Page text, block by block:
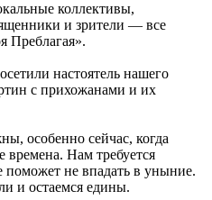
коллективы,
и зрители — все
Преблагая».
настоятель нашего
с прихожанами и их
особенно сейчас, когда
времена. Нам требуется
поможет не впадать в уныние.
и остаемся едины.